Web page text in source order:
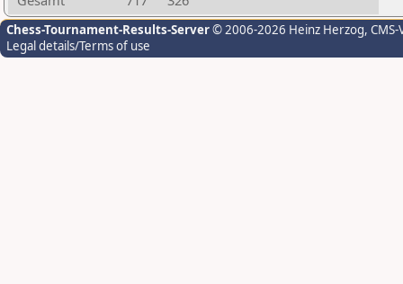
Chess-Tournament-Results-Server© 2006-2026 Heinz Herzog,
Legal details/Terms of use